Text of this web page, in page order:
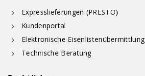
Expresslieferungen (PRESTO)
Kundenportal
Elektronische Eisenlistenübermittlung
Technische Beratung